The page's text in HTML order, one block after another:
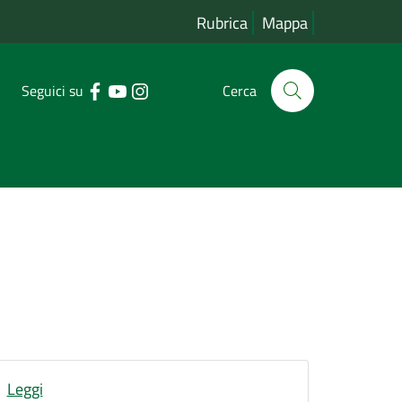
Rubrica Mappa
Seguici su Cerca
Leggi